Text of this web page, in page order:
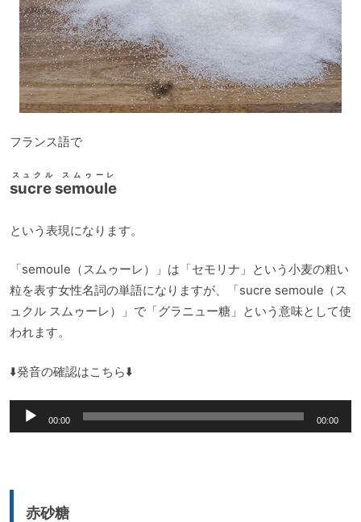
フランス語で
sucre semoule
スュクル スムゥーレ
という表現になります。
「semoule（スムゥーレ）」は「セモリナ」という小麦の粗い
粒を表す女性名詞の単語になりますが、「sucre semoule（ス
ュクル スムゥーレ）」で「グラニュー糖」という意味として使
われます。
⬇️発音の確認はこちら⬇️
声
00:00 00:00
赤砂糖